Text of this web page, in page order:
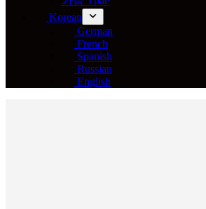
Korean
German
French
Spanish
Russian
English